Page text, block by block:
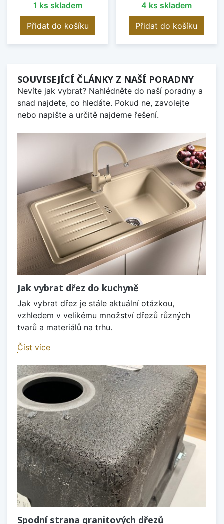
1 ks skladem
Přidat do košíku
4 ks skladem
Přidat do košíku
SOUVISEJÍCÍ ČLÁNKY Z NAŠÍ PORADNY
Nevíte jak vybrat? Nahlédněte do naší poradny a
snad najdete, co hledáte. Pokud ne, zavolejte
nebo napište a určitě najdeme řešení.
Jak vybrat dřez do kuchyně
Jak vybrat dřez je stále aktuální otázkou,
vzhledem v velikému množství dřezů různých
tvarů a materiálů na trhu.
Číst více
Spodní strana granitových dřezů